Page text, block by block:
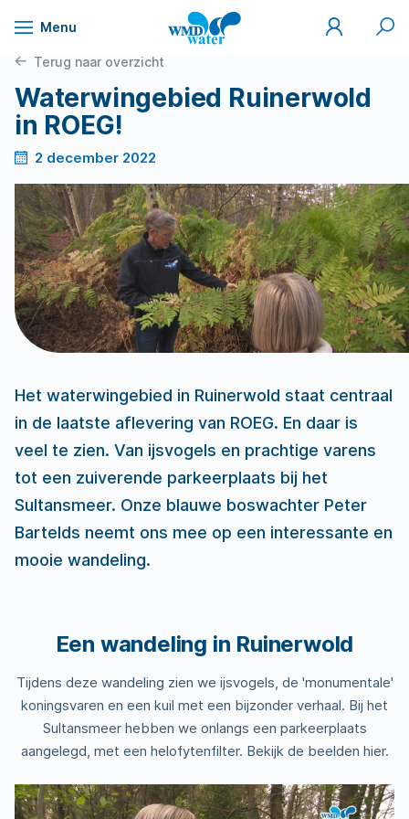
Naar
Menu
WMD
Drinkwater
Mijn
WMD
Zoek
Waterwingebied Ruinerwold
in ROEG!
Terug naar overzicht
2 december 2022
Het waterwingebied in Ruinerwold staat centraal
in de laatste aflevering van ROEG. En daar is
veel te zien. Van ijsvogels en prachtige varens
tot een zuiverende parkeerplaats bij het
Sultansmeer. Onze blauwe boswachter Peter
Bartelds neemt ons mee op een interessante en
mooie wandeling.
Een wandeling in Ruinerwold
Tijdens deze wandeling zien we ijsvogels, de 'monumentale'
koningsvaren en een kuil met een bijzonder verhaal. Bij het
Sultansmeer hebben we onlangs een parkeerplaats
aangelegd, met een helofytenfilter. Bekijk de beelden hier.